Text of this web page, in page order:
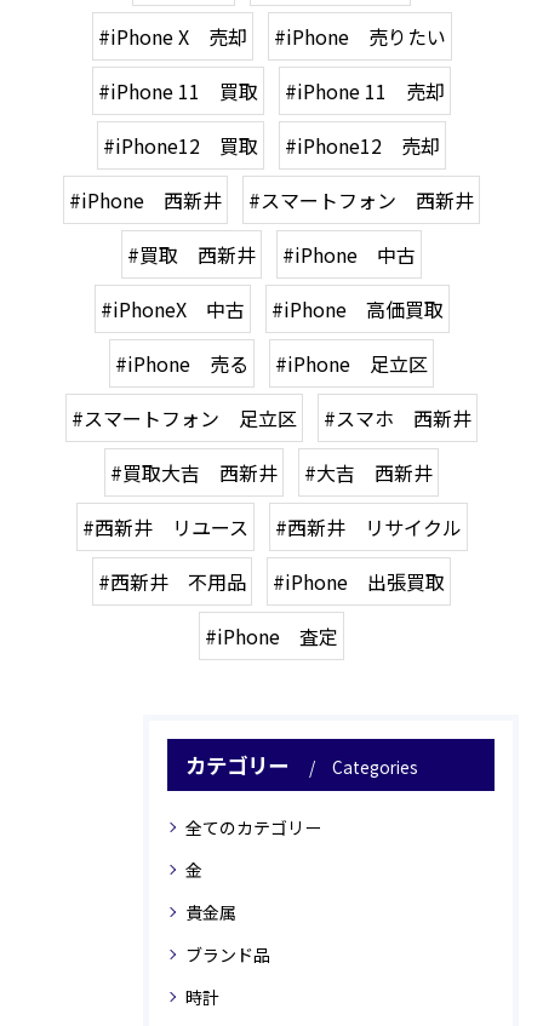
#iPhone X 売却
#iPhone 売りたい
#iPhone 11 買取
#iPhone 11 売却
#iPhone12 買取
#iPhone12 売却
#iPhone 西新井
#スマートフォン 西新井
#買取 西新井
#iPhone 中古
#iPhoneX 中古
#iPhone 高価買取
#iPhone 売る
#iPhone 足立区
#スマートフォン 足立区
#スマホ 西新井
#買取大吉 西新井
#大吉 西新井
#西新井 リユース
#西新井 リサイクル
#西新井 不用品
#iPhone 出張買取
#iPhone 査定
カテゴリー Categories
全てのカテゴリー
金
貴金属
ブランド品
時計